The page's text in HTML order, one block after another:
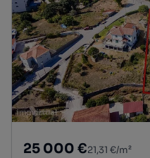
25 000 €21,31 €/m²